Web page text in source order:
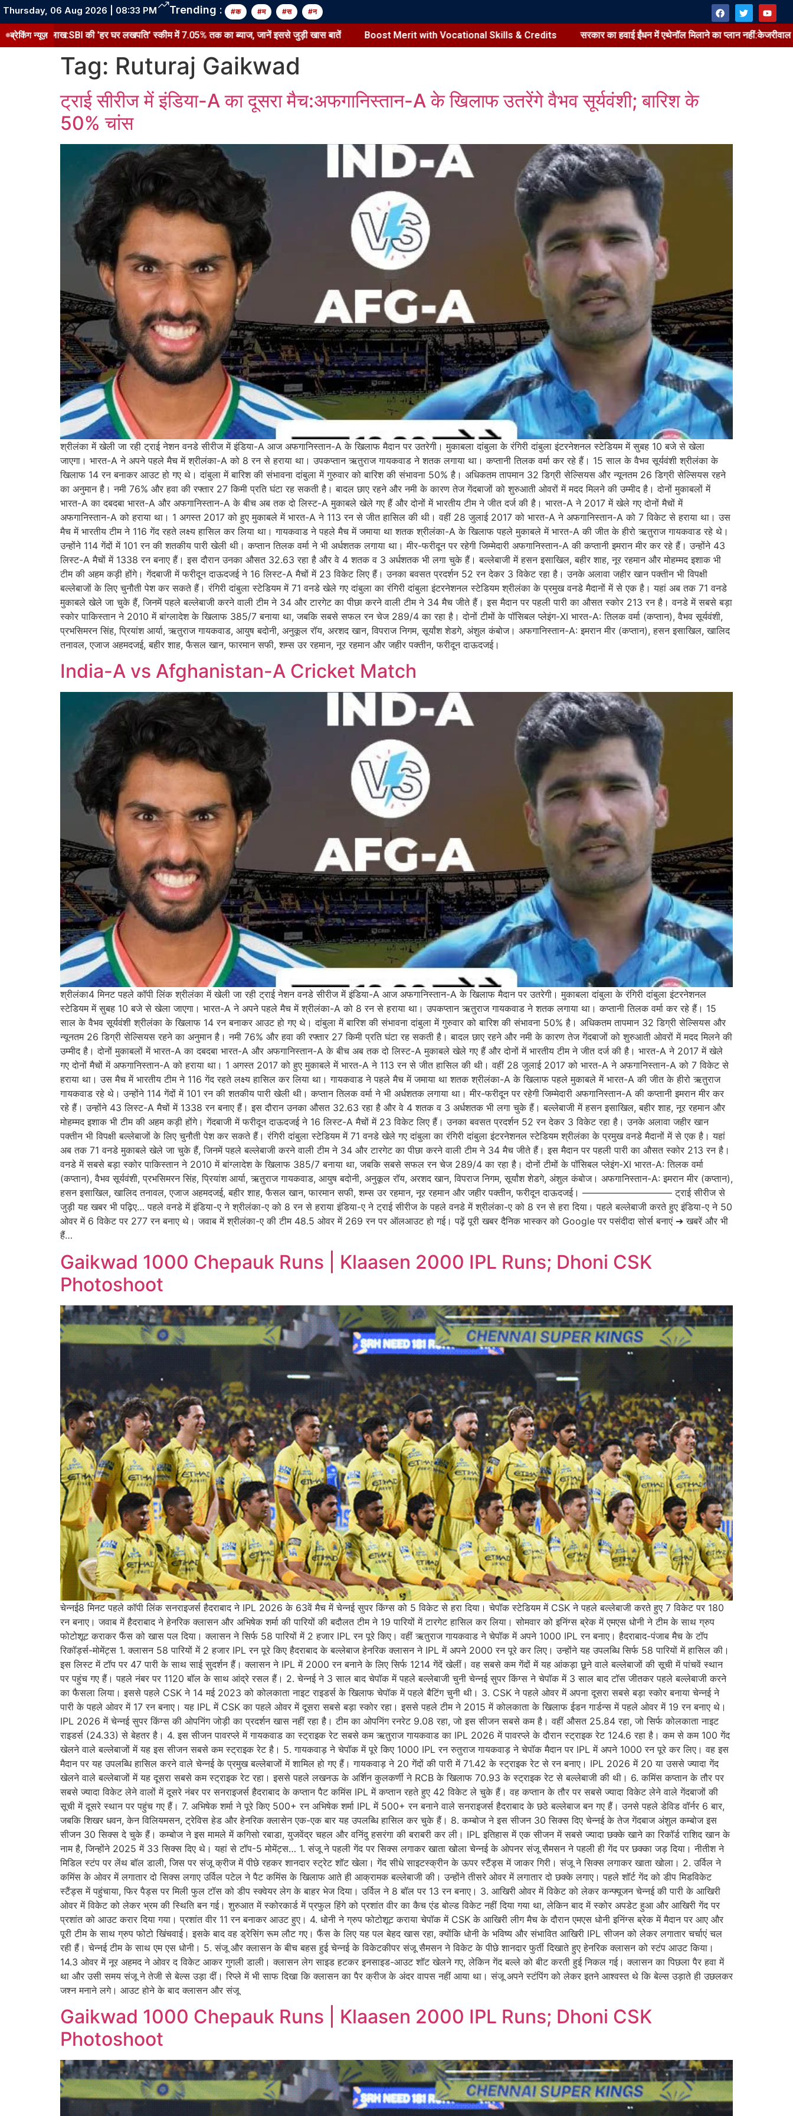
Thursday, 06 Aug 2026 | 08:33 PM Trending : #क #म #स #न
ब्रेकिंग न्यूज़की 'हर घर लखपति' स्कीम में 7.05% तक का ब्याज, जानें इससे जुड़ी खास बातें Boost Merit with Vocational Skills & Credits सरकार का हवाई ईंधन में एथेनॉल मिलाने का प्लान नहीं:केजरीवाल के दावे को गलत
Tag: Ruturaj Gaikwad
ट्राई सीरीज में इंडिया-A का दूसरा मैच:अफगानिस्तान-A के खिलाफ उतरेंगे वैभव सूर्यवंशी; बारिश के
50% चांस
श्रीलंका में खेली जा रही ट्राई नेशन वनडे सीरीज में इंडिया-A आज अफगानिस्तान-A के खिलाफ मैदान पर उतरेगी। मुकाबला दांबुला के रंगिरी दांबुला इंटरनेशनल स्टेडियम में सुबह 10 बजे से खेला
जाएगा। भारत-A ने अपने पहले मैच में श्रीलंका-A को 8 रन से हराया था। उपकप्तान ऋतुराज गायकवाड ने शतक लगाया था। कप्तानी तिलक वर्मा कर रहे हैं। 15 साल के वैभव सूर्यवंशी श्रीलंका के
खिलाफ 14 रन बनाकर आउट हो गए थे। दांबुला में बारिश की संभावना दांबुला में गुरुवार को बारिश की संभावना 50% है। अधिकतम तापमान 32 डिग्री सेल्सियस और न्यूनतम 26 डिग्री सेल्सियस रहने
का अनुमान है। नमी 76% और हवा की रफ्तार 27 किमी प्रति घंटा रह सकती है। बादल छाए रहने और नमी के कारण तेज गेंदबाजों को शुरुआती ओवरों में मदद मिलने की उम्मीद है। दोनों मुकाबलों में
भारत-A का दबदबा भारत-A और अफगानिस्तान-A के बीच अब तक दो लिस्ट-A मुकाबले खेले गए हैं और दोनों में भारतीय टीम ने जीत दर्ज की है। भारत-A ने 2017 में खेले गए दोनों मैचों में
अफगानिस्तान-A को हराया था। 1 अगस्त 2017 को हुए मुकाबले में भारत-A ने 113 रन से जीत हासिल की थी। वहीं 28 जुलाई 2017 को भारत-A ने अफगानिस्तान-A को 7 विकेट से हराया था। उस
मैच में भारतीय टीम ने 116 गेंद रहते लक्ष्य हासिल कर लिया था। गायकवाड ने पहले मैच में जमाया था शतक श्रीलंका-A के खिलाफ पहले मुकाबले में भारत-A की जीत के हीरो ऋतुराज गायकवाड रहे थे।
उन्होंने 114 गेंदों में 101 रन की शतकीय पारी खेली थी। कप्तान तिलक वर्मा ने भी अर्धशतक लगाया था। मीर-फरीदून पर रहेगी जिम्मेदारी अफगानिस्तान-A की कप्तानी इमरान मीर कर रहे हैं। उन्होंने 43
लिस्ट-A मैचों में 1338 रन बनाए हैं। इस दौरान उनका औसत 32.63 रहा है और वे 4 शतक व 3 अर्धशतक भी लगा चुके हैं। बल्लेबाजी में हसन इसाखिल, बहीर शाह, नूर रहमान और मोहम्मद इशाक भी
टीम की अहम कड़ी होंगे। गेंदबाजी में फरीदून दाऊदजई ने 16 लिस्ट-A मैचों में 23 विकेट लिए हैं। उनका बवसत प्रदर्शन 52 रन देकर 3 विकेट रहा है। उनके अलावा जहीर खान पक्तीन भी विपक्षी
बल्लेबाजों के लिए चुनौती पेश कर सकते हैं। रंगिरी दांबुला स्टेडियम में 71 वनडे खेले गए दांबुला का रंगिरी दांबुला इंटरनेशनल स्टेडियम श्रीलंका के प्रमुख वनडे मैदानों में से एक है। यहां अब तक 71 वनडे
मुकाबले खेले जा चुके हैं, जिनमें पहले बल्लेबाजी करने वाली टीम ने 34 और टारगेट का पीछा करने वाली टीम ने 34 मैच जीते हैं। इस मैदान पर पहली पारी का औसत स्कोर 213 रन है। वनडे में सबसे बड़ा
स्कोर पाकिस्तान ने 2010 में बांग्लादेश के खिलाफ 385/7 बनाया था, जबकि सबसे सफल रन चेज 289/4 का रहा है। दोनों टीमों के पॉसिबल प्लेइंग-XI भारत-A: तिलक वर्मा (कप्तान), वैभव सूर्यवंशी,
प्रभसिमरन सिंह, प्रियांश आर्या, ऋतुराज गायकवाड, आयुष बदोनी, अनुकूल रॉय, अरशद खान, विपराज निगम, सूर्यांश शेडगे, अंशुल कंबोज। अफगानिस्तान-A: इमरान मीर (कप्तान), हसन इसाखिल, खालिद
तनावल, एजाज अहमदजई, बहीर शाह, फैसल खान, फारमान सफी, शम्स उर रहमान, नूर रहमान और जहीर पक्तीन, फरीदून दाऊदजई।
India-A vs Afghanistan-A Cricket Match
श्रीलंका4 मिनट पहले कॉपी लिंक श्रीलंका में खेली जा रही ट्राई नेशन वनडे सीरीज में इंडिया-A आज अफगानिस्तान-A के खिलाफ मैदान पर उतरेगी। मुकाबला दांबुला के रंगिरी दांबुला इंटरनेशनल
स्टेडियम में सुबह 10 बजे से खेला जाएगा। भारत-A ने अपने पहले मैच में श्रीलंका-A को 8 रन से हराया था। उपकप्तान ऋतुराज गायकवाड ने शतक लगाया था। कप्तानी तिलक वर्मा कर रहे हैं। 15
साल के वैभव सूर्यवंशी श्रीलंका के खिलाफ 14 रन बनाकर आउट हो गए थे। दांबुला में बारिश की संभावना दांबुला में गुरुवार को बारिश की संभावना 50% है। अधिकतम तापमान 32 डिग्री सेल्सियस और
न्यूनतम 26 डिग्री सेल्सियस रहने का अनुमान है। नमी 76% और हवा की रफ्तार 27 किमी प्रति घंटा रह सकती है। बादल छाए रहने और नमी के कारण तेज गेंदबाजों को शुरुआती ओवरों में मदद मिलने की
उम्मीद है। दोनों मुकाबलों में भारत-A का दबदबा भारत-A और अफगानिस्तान-A के बीच अब तक दो लिस्ट-A मुकाबले खेले गए हैं और दोनों में भारतीय टीम ने जीत दर्ज की है। भारत-A ने 2017 में खेले
गए दोनों मैचों में अफगानिस्तान-A को हराया था। 1 अगस्त 2017 को हुए मुकाबले में भारत-A ने 113 रन से जीत हासिल की थी। वहीं 28 जुलाई 2017 को भारत-A ने अफगानिस्तान-A को 7 विकेट से
हराया था। उस मैच में भारतीय टीम ने 116 गेंद रहते लक्ष्य हासिल कर लिया था। गायकवाड ने पहले मैच में जमाया था शतक श्रीलंका-A के खिलाफ पहले मुकाबले में भारत-A की जीत के हीरो ऋतुराज
गायकवाड रहे थे। उन्होंने 114 गेंदों में 101 रन की शतकीय पारी खेली थी। कप्तान तिलक वर्मा ने भी अर्धशतक लगाया था। मीर-फरीदून पर रहेगी जिम्मेदारी अफगानिस्तान-A की कप्तानी इमरान मीर कर
रहे हैं। उन्होंने 43 लिस्ट-A मैचों में 1338 रन बनाए हैं। इस दौरान उनका औसत 32.63 रहा है और वे 4 शतक व 3 अर्धशतक भी लगा चुके हैं। बल्लेबाजी में हसन इसाखिल, बहीर शाह, नूर रहमान और
मोहम्मद इशाक भी टीम की अहम कड़ी होंगे। गेंदबाजी में फरीदून दाऊदजई ने 16 लिस्ट-A मैचों में 23 विकेट लिए हैं। उनका बवसत प्रदर्शन 52 रन देकर 3 विकेट रहा है। उनके अलावा जहीर खान
पक्तीन भी विपक्षी बल्लेबाजों के लिए चुनौती पेश कर सकते हैं। रंगिरी दांबुला स्टेडियम में 71 वनडे खेले गए दांबुला का रंगिरी दांबुला इंटरनेशनल स्टेडियम श्रीलंका के प्रमुख वनडे मैदानों में से एक है। यहां
अब तक 71 वनडे मुकाबले खेले जा चुके हैं, जिनमें पहले बल्लेबाजी करने वाली टीम ने 34 और टारगेट का पीछा करने वाली टीम ने 34 मैच जीते हैं। इस मैदान पर पहली पारी का औसत स्कोर 213 रन है।
वनडे में सबसे बड़ा स्कोर पाकिस्तान ने 2010 में बांग्लादेश के खिलाफ 385/7 बनाया था, जबकि सबसे सफल रन चेज 289/4 का रहा है। दोनों टीमों के पॉसिबल प्लेइंग-XI भारत-A: तिलक वर्मा
(कप्तान), वैभव सूर्यवंशी, प्रभसिमरन सिंह, प्रियांश आर्या, ऋतुराज गायकवाड, आयुष बदोनी, अनुकूल रॉय, अरशद खान, विपराज निगम, सूर्यांश शेडगे, अंशुल कंबोज। अफगानिस्तान-A: इमरान मीर (कप्तान),
हसन इसाखिल, खालिद तनावल, एजाज अहमदजई, बहीर शाह, फैसल खान, फारमान सफी, शम्स उर रहमान, नूर रहमान और जहीर पक्तीन, फरीदून दाऊदजई। —————————– ट्राई सीरीज से
जुड़ी यह खबर भी पढ़िए… पहले वनडे में इंडिया-ए ने श्रीलंका-ए को 8 रन से हराया इंडिया-ए ने ट्राई सीरीज के पहले वनडे में श्रीलंका-ए को 8 रन से हरा दिया। पहले बल्लेबाजी करते हुए इंडिया-ए ने 50
ओवर में 6 विकेट पर 277 रन बनाए थे। जवाब में श्रीलंका-ए की टीम 48.5 ओवर में 269 रन पर ऑलआउट हो गई। पढ़ें पूरी खबर दैनिक भास्कर को Google पर पसंदीदा सोर्स बनाएं ➔ खबरें और भी
हैं…
Gaikwad 1000 Chepauk Runs | Klaasen 2000 IPL Runs; Dhoni CSK
Photoshoot
चेन्नई8 मिनट पहले कॉपी लिंक सनराइजर्स हैदराबाद ने IPL 2026 के 63वें मैच में चेन्नई सुपर किंग्स को 5 विकेट से हरा दिया। चेपॉक स्टेडियम में CSK ने पहले बल्लेबाजी करते हुए 7 विकेट पर 180
रन बनाए। जवाब में हैदराबाद ने हेनरिक क्लासन और अभिषेक शर्मा की पारियों की बदौलत टीम ने 19 पारियों में टारगेट हासिल कर लिया। सोमवार को इनिंग्स ब्रेक में एमएस धोनी ने टीम के साथ ग्रुप
फोटोशूट कराकर फैंस को खास पल दिया। क्लासन ने सिर्फ 58 पारियों में 2 हजार IPL रन पूरे किए। वहीं ऋतुराज गायकवाड ने चेपॉक में अपने 1000 IPL रन बनाए। हैदराबाद-पंजाब मैच के टॉप
रिकॉर्ड्स-मोमेंट्स 1. क्लासन 58 पारियों में 2 हजार IPL रन पूरे किए हैदराबाद के बल्लेबाज हेनरिक क्लासन ने IPL में अपने 2000 रन पूरे कर लिए। उन्होंने यह उपलब्धि सिर्फ 58 पारियों में हासिल की।
इस लिस्ट में टॉप पर 47 पारी के साथ साई सुदर्शन हैं। क्लासन ने IPL में 2000 रन बनाने के लिए सिर्फ 1214 गेंदें खेलीं। वह सबसे कम गेंदों में यह आंकड़ा छूने वाले बल्लेबाजों की सूची में पांचवें स्थान
पर पहुंच गए हैं। पहले नंबर पर 1120 बॉल के साथ आंद्रे रसल हैं। 2. चेन्नई ने 3 साल बाद चेपॉक में पहले बल्लेबाजी चुनी चेन्नई सुपर किंग्स ने चेपॉक में 3 साल बाद टॉस जीतकर पहले बल्लेबाजी करने
का फैसला लिया। इससे पहले CSK ने 14 मई 2023 को कोलकाता नाइट राइडर्स के खिलाफ चेपॉक में पहले बैटिंग चुनी थी। 3. CSK ने पहले ओवर में अपना दूसरा सबसे बड़ा स्कोर बनाया चेन्नई ने
पारी के पहले ओवर में 17 रन बनाए। यह IPL में CSK का पहले ओवर में दूसरा सबसे बड़ा स्कोर रहा। इससे पहले टीम ने 2015 में कोलकाता के खिलाफ ईडन गार्डन्स में पहले ओवर में 19 रन बनाए थे।
IPL 2026 में चेन्नई सुपर किंग्स की ओपनिंग जोड़ी का प्रदर्शन खास नहीं रहा है। टीम का ओपनिंग रनरेट 9.08 रहा, जो इस सीजन सबसे कम है। वहीं औसत 25.84 रहा, जो सिर्फ कोलकाता नाइट
राइडर्स (24.33) से बेहतर है। 4. इस सीजन पावरप्ले में गायकवाड का स्ट्राइक रेट सबसे कम ऋतुराज गायकवाड का IPL 2026 में पावरप्ले के दौरान स्ट्राइक रेट 124.6 रहा है। कम से कम 100 गेंद
खेलने वाले बल्लेबाजों में यह इस सीजन सबसे कम स्ट्राइक रेट है। 5. गायकवाड़ ने चेपॉक में पूरे किए 1000 IPL रन रुतुराज गायकवाड़ ने चेपॉक मैदान पर IPL में अपने 1000 रन पूरे कर लिए। वह इस
मैदान पर यह उपलब्धि हासिल करने वाले चेन्नई के प्रमुख बल्लेबाजों में शामिल हो गए हैं। गायकवाड़ ने 20 गेंदों की पारी में 71.42 के स्ट्राइक रेट से रन बनाए। IPL 2026 में 20 या उससे ज्यादा गेंद
खेलने वाले बल्लेबाजों में यह दूसरा सबसे कम स्ट्राइक रेट रहा। इससे पहले लखनऊ के अर्शिन कुलकर्णी ने RCB के खिलाफ 70.93 के स्ट्राइक रेट से बल्लेबाजी की थी। 6. कमिंस कप्तान के तौर पर
सबसे ज्यादा विकेट लेने वालों में दूसरे नंबर पर सनराइजर्स हैदराबाद के कप्तान पैट कमिंस IPL में कप्तान रहते हुए 42 विकेट ले चुके हैं। वह कप्तान के तौर पर सबसे ज्यादा विकेट लेने वाले गेंदबाजों की
सूची में दूसरे स्थान पर पहुंच गए हैं। 7. अभिषेक शर्मा ने पूरे किए 500+ रन अभिषेक शर्मा IPL में 500+ रन बनाने वाले सनराइजर्स हैदराबाद के छठे बल्लेबाज बन गए हैं। उनसे पहले डेविड वॉर्नर 6 बार,
जबकि शिखर धवन, केन विलियमसन, ट्रेविस हेड और हेनरिक क्लासेन एक-एक बार यह उपलब्धि हासिल कर चुके हैं। 8. कम्बोज ने इस सीजन 30 सिक्स दिए चेन्नई के तेज गेंदबाज अंशुल कम्बोज इस
सीजन 30 सिक्स दे चुके हैं। कम्बोज ने इस मामले में कगिसो रबाडा, युजवेंद्र चहल और वनिंदु हसरंगा की बराबरी कर ली। IPL इतिहास में एक सीजन में सबसे ज्यादा छक्के खाने का रिकॉर्ड राशिद खान के
नाम है, जिन्होंने 2025 में 33 सिक्स दिए थे। यहां से टॉप-5 मोमेंट्स… 1. संजू ने पहली गेंद पर सिक्स लगाकर खाता खोला चेन्नई के ओपनर संजू सैमसन ने पहली ही गेंद पर छक्का जड़ दिया। नीतीश ने
मिडिल स्टंप पर लेंथ बॉल डाली, जिस पर संजू क्रीज में पीछे रहकर शानदार स्ट्रेट शॉट खेला। गेंद सीधे साइटस्क्रीन के ऊपर स्टैंड्स में जाकर गिरी। संजू ने सिक्स लगाकर खाता खोला। 2. उर्विल ने
कमिंस के ओवर में लगातार दो सिक्स लगाए उर्विल पटेल ने पैट कमिंस के खिलाफ आते ही आक्रामक बल्लेबाजी की। उन्होंने तीसरे ओवर में लगातार दो छक्के लगाए। पहले शॉर्ट गेंद को डीप मिडविकेट
स्टैंड्स में पहुंचाया, फिर पैड्स पर मिली फुल टॉस को डीप स्क्वेयर लेग के बाहर भेज दिया। उर्विल ने 8 बॉल पर 13 रन बनाए। 3. आखिरी ओवर में विकेट को लेकर कन्फ्यूजन चेन्नई की पारी के आखिरी
ओवर में विकेट को लेकर भ्रम की स्थिति बन गई। शुरुआत में स्कोरकार्ड में प्रफुल हिंगे को प्रशांत वीर का कैच एंड बोल्ड विकेट नहीं दिया गया था, लेकिन बाद में स्कोर अपडेट हुआ और आखिरी गेंद पर
प्रशांत को आउट करार दिया गया। प्रशांत वीर 11 रन बनाकर आउट हुए। 4. धोनी ने ग्रुप फोटोशूट कराया चेपॉक में CSK के आखिरी लीग मैच के दौरान एमएस धोनी इनिंग्स ब्रेक में मैदान पर आए और
पूरी टीम के साथ ग्रुप फोटो खिंचवाई। इसके बाद वह ड्रेसिंग रूम लौट गए। फैंस के लिए यह पल बेहद खास रहा, क्योंकि धोनी के भविष्य और संभावित आखिरी IPL सीजन को लेकर लगातार चर्चाएं चल
रही हैं। चेन्नई टीम के साथ एम एस धोनी। 5. संजू और क्लासन के बीच बहस हुई चेन्नई के विकेटकीपर संजू सैमसन ने विकेट के पीछे शानदार फुर्ती दिखाते हुए हेनरिक क्लासन को स्टंप आउट किया।
14.3 ओवर में नूर अहमद ने ओवर द विकेट आकर गुगली डाली। क्लासन लेग साइड हटकर इनसाइड-आउट शॉट खेलने गए, लेकिन गेंद बल्ले को बीट करती हुई निकल गई। क्लासन का पिछला पैर हवा में
था और उसी समय संजू ने तेजी से बेल्स उड़ा दीं। रिप्ले में भी साफ दिखा कि क्लासन का पैर क्रीज के अंदर वापस नहीं आया था। संजू अपने स्टंपिंग को लेकर इतने आश्वस्त थे कि बेल्स उड़ाते ही उछलकर
जश्न मनाने लगे। आउट होने के बाद क्लासन और संजू
Gaikwad 1000 Chepauk Runs | Klaasen 2000 IPL Runs; Dhoni CSK
Photoshoot